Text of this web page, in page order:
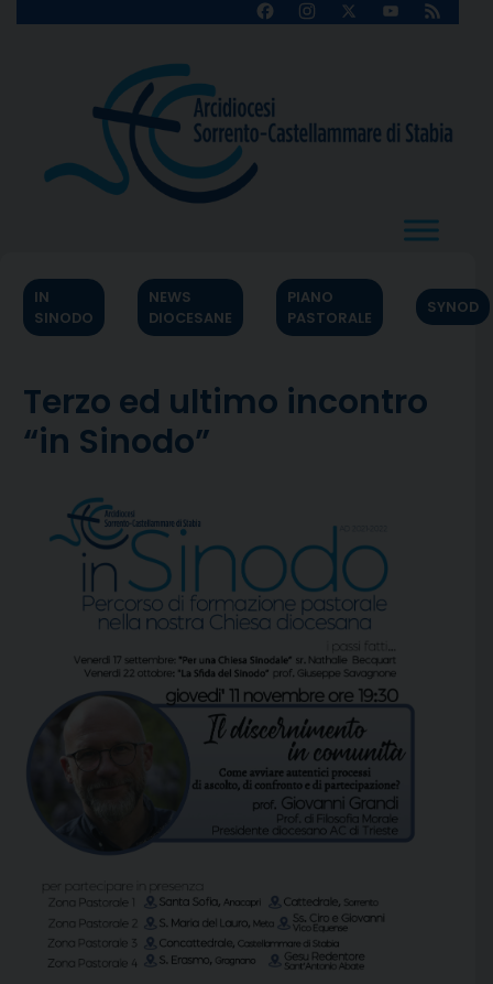
FacebookInstagram
X
YouTube
Feed
IN
SINODO
NEWS
DIOCESANE
PIANO
PASTORALE
SYNOD
Terzo ed ultimo incontro
“in Sinodo”